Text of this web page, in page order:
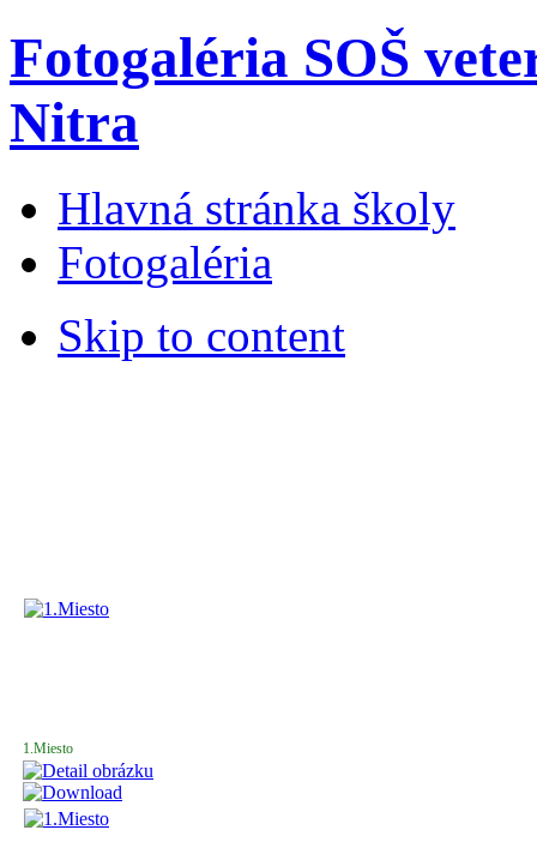
Fotogaléria SOŠ
Nitra
Hlavná stránka školy
Fotogaléria
Skip to content
1.Miesto